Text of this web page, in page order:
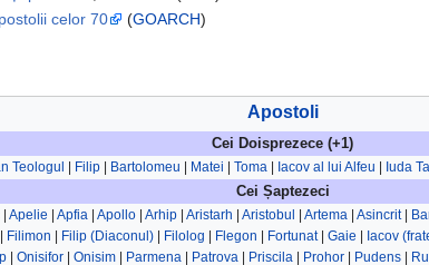
celor 70 (GOARCH)
Apostoli
Cei Doisprezece (+1)
Teologul Filip Bartolomeu Matei Toma Iacov al lui Alfeu Iuda
Cei Șaptezeci
Apelie Apfia Apollo Arhip Aristarh Aristobul Artema Asincrit|
Filimon Filip (Diaconul) Filolog Flegon Fortunat| Gaie Iacov
| Onisifor| Onisim| Parmena| Patrova| Priscila| Prohor| Pudens|